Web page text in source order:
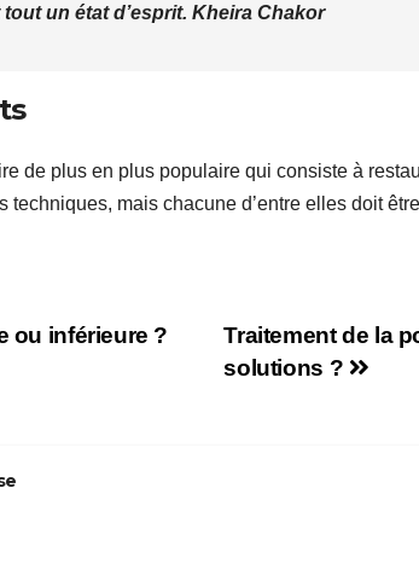
tout un état d’esprit. Kheira Chakor
de plus en plus populaire qui consiste à
techniques, mais chacune d’entre elles doit
Traitement de la
solutions ?
ou inférieure ?